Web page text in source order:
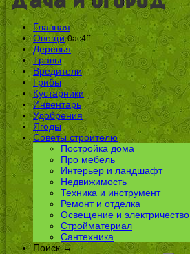
Главная
Овощи 0ac4ff
Деревья
Травы
Вредители
Грибы
Кустарники
Инвентарь
Удобрения
Ягоды
Советы строителю
Постройка дома
Про мебель
Интерьер и ландшафт
Недвижимость
Техника и инструмент
Ремонт и отделка
Освещение и электричество
Стройматериал
Сантехника
Поиск →